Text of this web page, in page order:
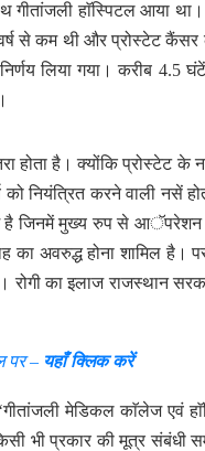
गीतांजली हाॅस्पिटल आया
से कम थी और प्रोस्टेट कैंसर
लिया गया। करीब 4.5
होता है। क्योंकि प्रोस्टेट
नियंत्रित करने वाली नसें
है जिनमें मुख्य रुप से आॅपरेशन
अवरुद्ध होना शामिल है।
का इलाज राजस्थान
पर – यहाँ क्लिक करें
मेडिकल काॅलेज एवं
भी प्रकार की मूत्र संबंधी